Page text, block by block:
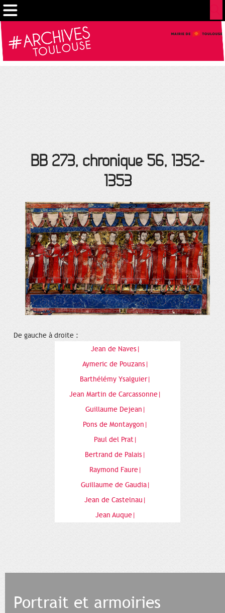
BB 273, chronique 56, 1352-
1353
De gauche à droite :
Jean de Naves|
Aymeric de Pouzans|
Barthélémy Ysalguier|
Jean Martin de Carcassonne|
Guillaume Dejean|
Pons de Montaygon|
Paul del Prat|
Bertrand de Palais|
Raymond Faure|
Guillaume de Gaudia|
Jean de Castelnau|
Jean Auque|
Portrait et armoiries
Gestion de vos préférences sur les cookies